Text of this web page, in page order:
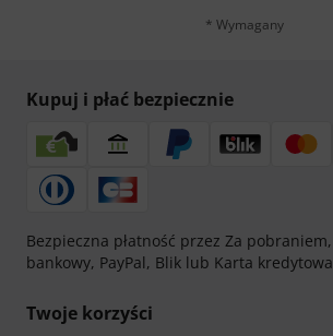
* Wymagany
Kupuj i płać bezpiecznie
Bezpieczna płatność przez Za
bankowy, PayPal, Blik lub Karta
Twoje korzyści